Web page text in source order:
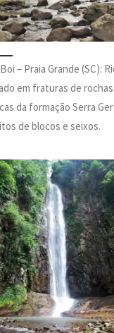
– Praia Grande (SC):
em fraturas de rochas
da formação Serra
de blocos e seixos.